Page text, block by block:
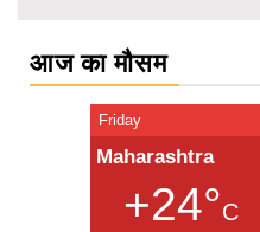
आज का मौसम
Friday
Maharashtra
+24°C